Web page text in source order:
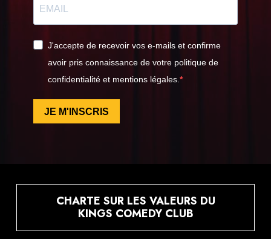
J'accepte de recevoir vos e-mails et confirme
avoir pris connaissance de votre politique de
confidentialité et mentions légales.
JE M'INSCRIS
CHARTE SUR LES VALEURS DU
KINGS COMEDY CLUB